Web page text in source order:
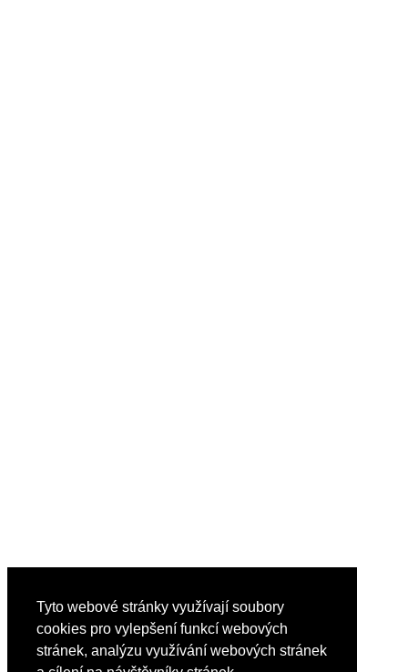
Tyto webové stránky využívají soubory
cookies pro vylepšení funkcí webových
stránek, analýzu využívání webových stránek